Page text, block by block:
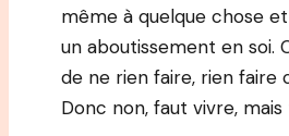
même à quelque chose
un aboutissement en soi.
de ne rien faire, rien faire
Donc non, faut vivre,